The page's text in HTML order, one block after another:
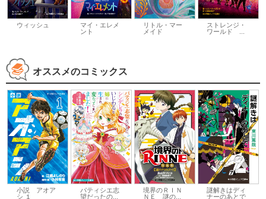
ウィッシュ
マイ・エレメ
ント
リトル・マー
メイド
ストレンジ・
ワールド ...
オススメのコミックス
小説 アオア
シ １
パティシエ志
望だったの...
境界のＲＩＮ
ＮＥ 謎の...
謎解きはディ
ナーのあとで